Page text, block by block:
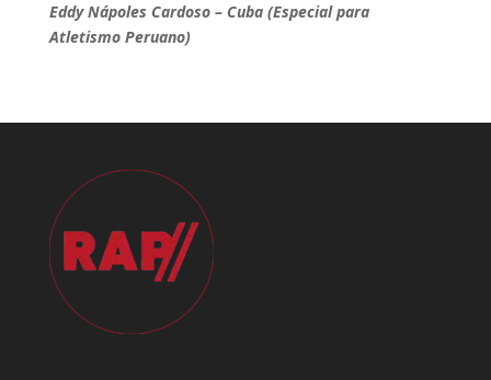
Eddy Nápoles Cardoso – Cuba (Especial para
Atletismo Peruano)